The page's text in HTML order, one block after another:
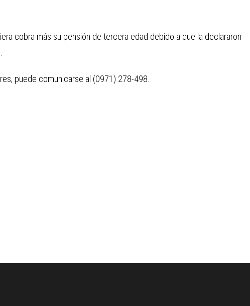
cobra más su pensión de tercera edad debido a que la declararon
puede comunicarse al (0971) 278-498.